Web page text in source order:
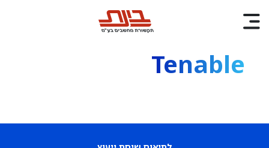
Tenable